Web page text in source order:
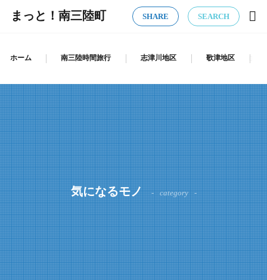
まっと！南三陸町 SHARE SEARCH
ホーム 南三陸時間旅行 志津川地区 歌津地区
気になるモノ category